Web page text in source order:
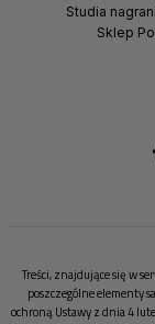
Studia
Sklep
Treści, znajdujące się w
poszczególne elementy
ochroną Ustawy z dnia 4